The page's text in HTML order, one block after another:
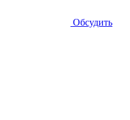
Обсудить